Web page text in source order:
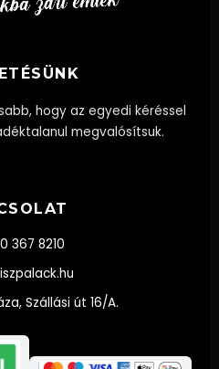
hogy az egyedi kéréssel
megvalósítsuk.
367 8210
Szállási út 16/A.